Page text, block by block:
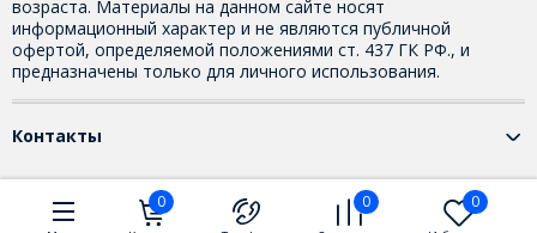
возраста. Материалы на данном сайте носят
информационный характер и не являются публичной
офертой, определяемой положениями ст. 437 ГК РФ., и
предназначены только для личного использования.
Контакты
0 0 0